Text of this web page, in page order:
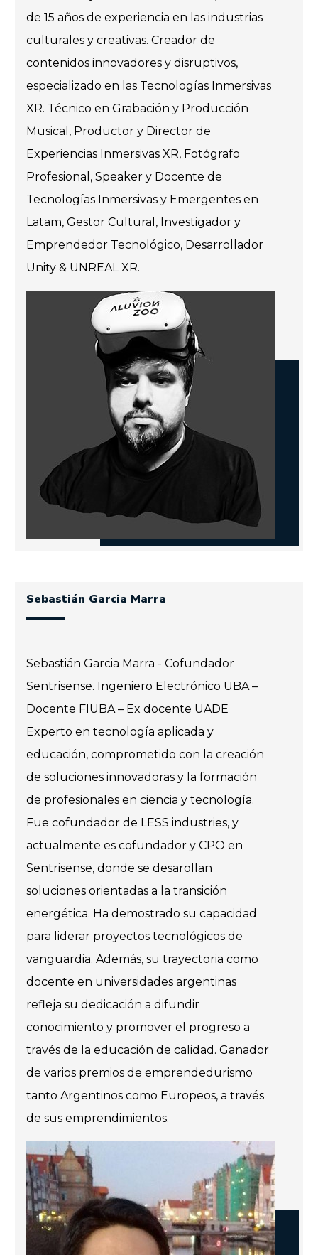
de 15 años de experiencia en las industrias
culturales y creativas. Creador de
contenidos innovadores y disruptivos,
especializado en las Tecnologías Inmersivas
XR. Técnico en Grabación y Producción
Musical, Productor y Director de
Experiencias Inmersivas XR, Fotógrafo
Profesional, Speaker y Docente de
Tecnologías Inmersivas y Emergentes en
Latam, Gestor Cultural, Investigador y
Emprendedor Tecnológico, Desarrollador
Unity & UNREAL XR.
Sebastián Garcia Marra
Sebastián Garcia Marra - Cofundador
Sentrisense. Ingeniero Electrónico UBA –
Docente FIUBA – Ex docente UADE
Experto en tecnología aplicada y
educación, comprometido con la creación
de soluciones innovadoras y la formación
de profesionales en ciencia y tecnología.
Fue cofundador de LESS industries, y
actualmente es cofundador y CPO en
Sentrisense, donde se desarollan
soluciones orientadas a la transición
energética. Ha demostrado su capacidad
para liderar proyectos tecnológicos de
vanguardia. Además, su trayectoria como
docente en universidades argentinas
refleja su dedicación a difundir
conocimiento y promover el progreso a
través de la educación de calidad. Ganador
de varios premios de emprendedurismo
tanto Argentinos como Europeos, a través
de sus emprendimientos.